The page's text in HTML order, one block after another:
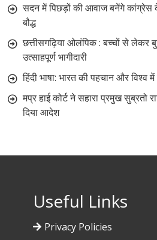
सदन में पिछड़ों की आवाज बनेंगे कांग्रेस
बौद्ध
छत्तीसगढ़िया ओलंपिक : बच्चों से लेकर
उत्साहपूर्ण भागीदारी
हिंदी भाषा: भारत की पहचान और विश्व
मप्र हाई कोर्ट ने सहारा प्रमुख सुब्रतो
दिया आदेश
Useful Links
Privacy Policies